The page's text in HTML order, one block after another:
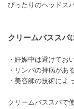
ぴったりのヘッドス
クリームバススパ
・妊娠中は避けてお
・リンパの持病があ
・美容師の技術によ
クリームバススパで